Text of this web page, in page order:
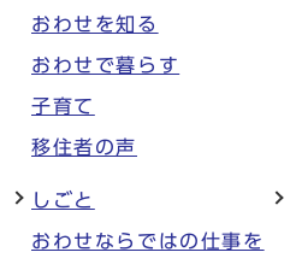
おわせを知る
おわせで暮らす
子育て
移住者の声
しごと
おわせならではの仕事を